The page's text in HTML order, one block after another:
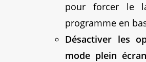
pour forcer le
programme en
Désactiver les
mode plein